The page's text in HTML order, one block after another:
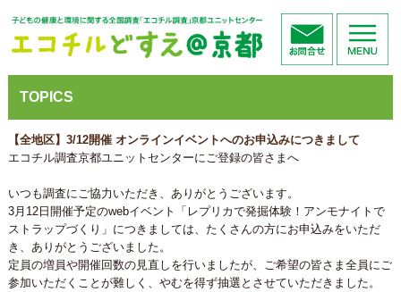
TOPICS
【全地区】3/12開催 オンラインイベントへのお申込みにつきまして
エコチル調査京都ユニットセンターにご登録の皆さまへ
いつも調査にご協力いただき、ありがとうございます。
3月12日開催予定のwebイベント「レプリカで発掘体験！アンモナイトで
ストラップづくり」につきましては、たくさんの方にお申込みをいただ
き、ありがとうございました。
定員の増員や開催回数の見直しを行いましたが、ご希望の皆さま全員にご
参加いただくことが難しく、やむを得ず抽選とさせていただきました。